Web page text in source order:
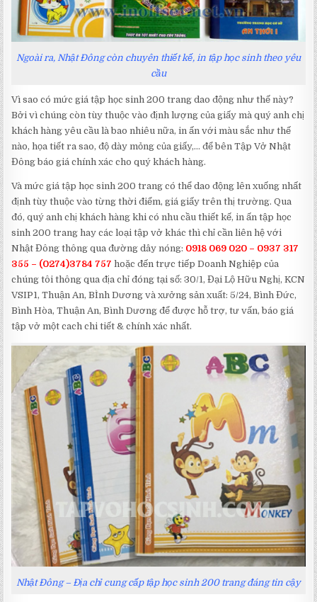
Ngoài ra, Nhật Đông còn chuyên thiết kế, in tập học sinh theo yêu
cầu
Vì sao có mức giá tập học sinh 200 trang dao động như thế này?
Bởi vì chúng còn tùy thuộc vào định lượng của giấy mà quý anh chị
khách hàng yêu cầu là bao nhiêu nữa, in ấn với màu sắc như thế
nào, họa tiết ra sao, độ dày mỏng của giấy,… để bên Tập Vở Nhật
Đông báo giá chính xác cho quý khách hàng.
Và mức giá tập học sinh 200 trang có thể dao động lên xuống nhất
định tùy thuộc vào từng thời điểm, giá giấy trên thị trường. Qua
đó, quý anh chị khách hàng khi có nhu cầu thiết kế, in ấn tập học
sinh 200 trang hay các loại tập vở khác thì chỉ cần liên hệ với
Nhật Đông thông qua đường dây nóng: 0918 069 020 – 0937 317
355 – (0274)3784 757 hoặc đến trực tiếp Doanh Nghiệp của
chúng tôi thông qua địa chỉ đóng tại số: 30/1, Đại Lộ Hữu Nghị, KCN
VSIP1, Thuận An, BÌnh Dương và xưởng sản xuất: 5/24, Bình Đức,
Bình Hòa, Thuận An, Bình Dương để được hỗ trợ, tư vấn, báo giá
tập vở một cach chi tiết & chính xác nhất.
Nhật Đông – Địa chỉ cung cấp tập học sinh 200 trang đáng tin cậy